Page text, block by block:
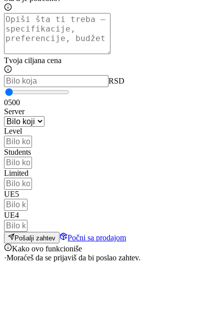
Tvoja ciljana cena
RSD
0500
Server
Level
Students
Limited
UE5
UE4
Pošalji zahtev
Počni sa prodajom
Kako ovo funkcioniše
·Moraćeš da se prijaviš da bi poslao zahtev.